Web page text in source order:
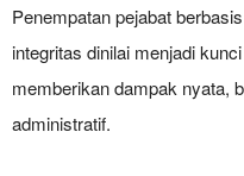
Penempatan pejabat
integritas dinilai menjadi
memberikan dampak nyata,
administratif.